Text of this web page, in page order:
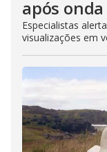
após
Especialistas
visualizações em